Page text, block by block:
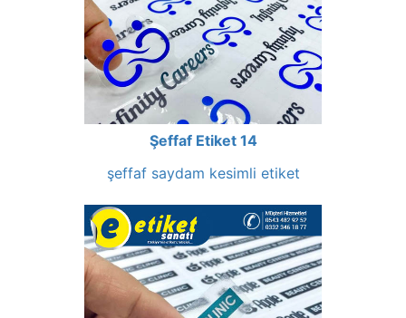
Şeffaf Etiket 14
şeffaf saydam kesimli etiket